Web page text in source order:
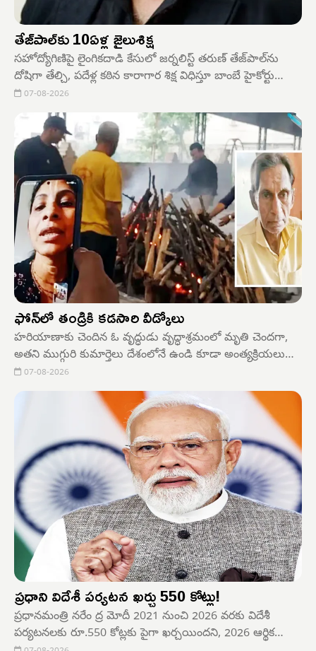
తేజ్‌పాల్‌కు 10ఏళ్ల జైలుశిక్ష
సహోద్యోగిణిపై లైంగికదాడి కేసులో జర్నలిస్ట్ తరుణ్ తేజ్‌పాల్‌ను
దోషిగా తేల్చి, పదేళ్ల కఠిన కారాగార శిక్ష విధిస్తూ బాంబే హైకోర్టు
గురువారం తీర్పు ఇచ్చింది. రూ.10లక్షల జరిమానా కూడా వేసింది.
అంతేకాదు అతను నాలుగు వారాల్లోగా లొంగిపో వాలని
ఆదేశించింది.
07-08-2026
ఫోన్‌లో తండ్రికి కడసారి వీడ్కోలు
హరియాణాకు చెందిన ఓ వృద్ధుడు వృద్ధాశ్రమంలో మృతి చెందగా,
అతని ముగ్గురి కుమార్తెలు దేశంలోనే ఉండి కూడా అంత్యక్రియలు
హాజరు కాలేదు. అంత్యక్రియలు నిర్వహిస్తుండగా ఫోన్ వీడియో
కాల్‌లో చివరిచూపు చూసిన తీరు మానవత్వానికి, తల్లిదండ్రుల
కన్నప్రమేకు తీరని మచ్చ.
07-08-2026
ప్రధాని విదేశీ పర్యటన ఖర్చు 550 కోట్లు!
ప్రధానమంత్రి నరేం ద్ర మోదీ 2021 నుంచి 2026 వరకు విదేశీ
పర్యటనలకు రూ.550 కోట్లకు పైగా ఖర్చయిందని, 2026 ఆర్థిక